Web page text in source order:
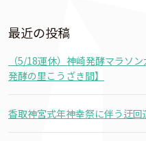
最近の投稿
（5/18運休）神崎発酵マラソ
発酵の里こうざき間】
香取神宮式年神幸祭に伴う迂回